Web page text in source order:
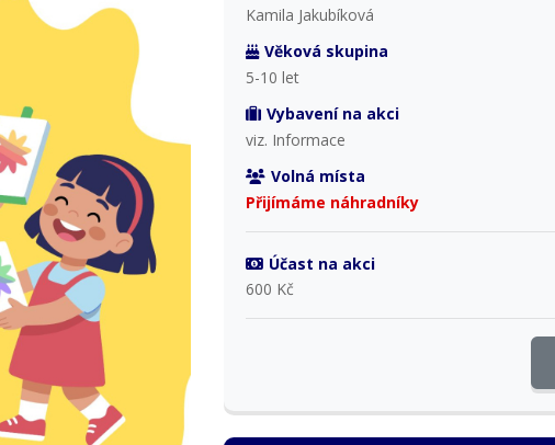
Kamila Jakubíková
Věková skupina
5-10 let
Vybavení na akci
viz. Informace
Volná místa
Přijímáme náhradníky
Účast na akci
600 Kč